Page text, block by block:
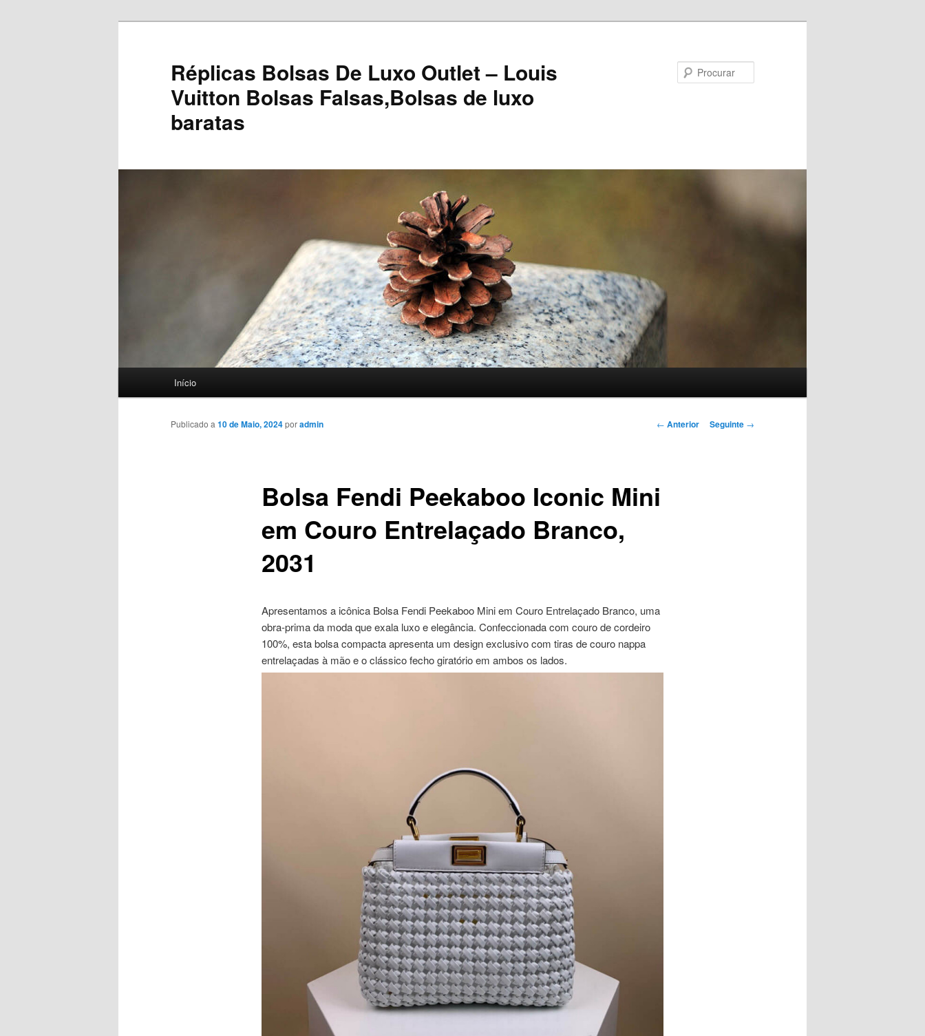
Réplicas Bolsas De Luxo Outlet – Louis
Vuitton Bolsas Falsas,Bolsas de luxo
baratas
Início
Navegação
← Anterior Seguinte →
Bolsa Fendi Peekaboo Iconic Mini
em Couro Entrelaçado Branco,
2031
Publicado a10 de Maio, 2024poradmin
Apresentamos a icônica Bolsa Fendi Peekaboo Mini em Couro Entrelaçado Branco, uma
obra-prima da moda que exala luxo e elegância. Confeccionada com couro de cordeiro
100%, esta bolsa compacta apresenta um design exclusivo com tiras de couro nappa
entrelaçadas à mão e o clássico fecho giratório em ambos os lados.